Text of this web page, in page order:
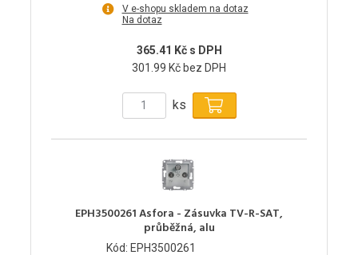
V e-shopu skladem na dotaz
Na dotaz
365.41 Kč s DPH
301.99 Kč bez DPH
ks
EPH3500261 Asfora - Zásuvka TV-R-SAT,
průběžná, alu
Kód: EPH3500261